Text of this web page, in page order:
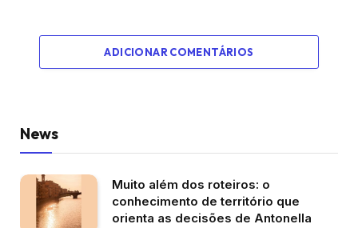
ADICIONAR COMENTÁRIOS
News
Muito além dos roteiros: o
conhecimento de território que
orienta as decisões de Antonella